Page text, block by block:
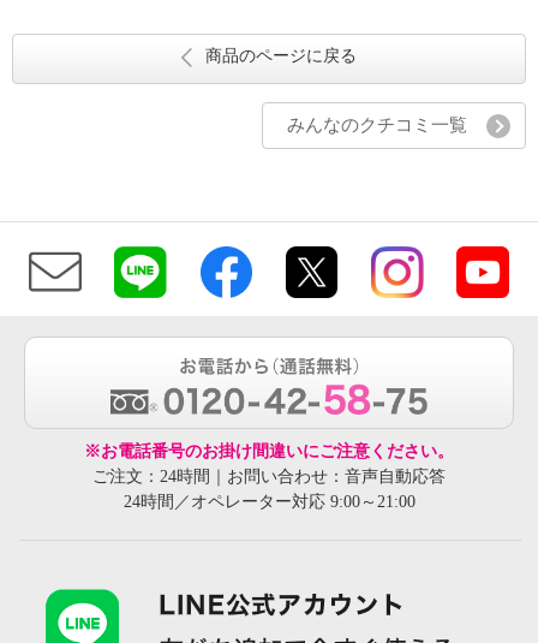
商品のページに戻る
みんなのクチコミ一覧
※お電話番号のお掛け間違いにご注意ください。
ご注文：24時間｜お問い合わせ：音声自動応答
24時間／オペレーター対応 9:00～21:00